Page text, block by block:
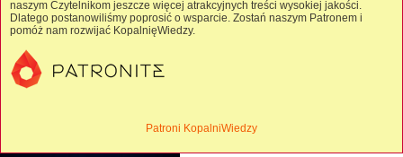
naszym Czytelnikom jeszcze więcej atrakcyjnych treści wysokiej jakości.
Dlatego postanowiliśmy poprosić o wsparcie. Zostań naszym Patronem i
pomóż nam rozwijać KopalnięWiedzy.
Patroni KopalniWiedzy